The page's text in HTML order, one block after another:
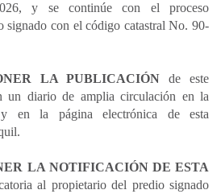
026, y se continúe con el proceso
signado con el código catastral No. 90-
LA PUBLICACIÓN de este
un diario de amplia circulación en la
en la página electrónica de esta
LA NOTIFICACIÓN DE ESTA
al propietario del predio signado